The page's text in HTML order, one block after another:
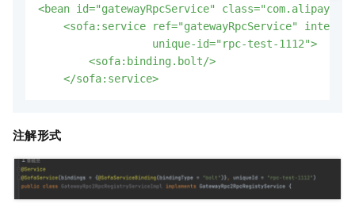
<bean id="gatewayRpcService"
<sofa:service
ref="gatewayRpcService"
unique-id="rpc-test-1112">
<sofa:binding.bolt/>
</sofa:service>
注解形式